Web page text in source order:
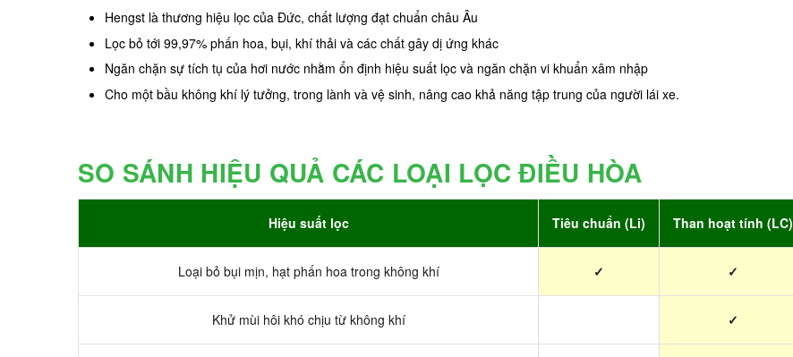
Hengst là thương hiệu lọc của Đức, chất lượng đạt chuẩn châu Âu
Lọc bỏ tới 99,97% phấn hoa, bụi, khí thải và các chất gây dị ứng khác
Ngăn chặn sự tích tụ của hơi nước nhằm ổn định hiệu suất lọc và ngăn chặn vi khuẩn xâm nhập
Cho một bầu không khí lý tưởng, trong lành và vệ sinh, nâng cao khả năng tập trung của người lái xe.
SO SÁNH HIỆU QUẢ CÁC LOẠI LỌC ĐIỀU HÒA
Hiệu suất lọc Tiêu chuẩn (Li) Than hoạt tính (LC)
Loại bỏ bụi mịn, hạt phấn hoa trong không khí ✓ ✓
Khử mùi hôi khó chịu từ không khí ✓